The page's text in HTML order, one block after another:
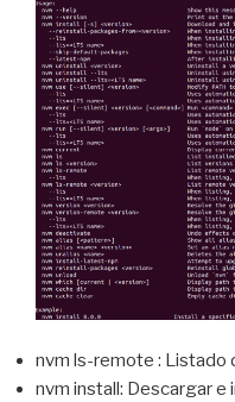
nvm ls-remote : Listado
nvm install: Descargar e